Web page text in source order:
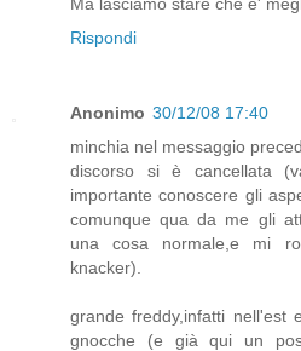
Rispondi
Anonimo 30/12/08 17:40
minchia nel messaggio
discorso si è cancellata
importante conoscere gli
comunque qua da me gli
una cosa normale,e mi
knacker).
grande freddy,infatti nell'est
gnocche (e già qui un